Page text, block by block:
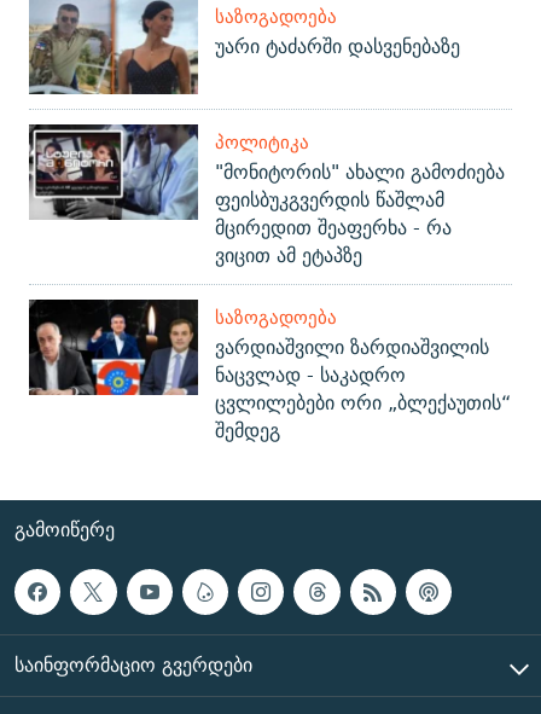
ᲡᲐᲖᲝᲒᲐᲓᲝᲔᲑᲐ
უარი ტაძარში დასვენებაზე
ᲞᲝᲚᲘᲢᲘᲙᲐ
"მონიტორის" ახალი გამოძიება
ფეისბუკგვერდის წაშლამ
მცირედით შეაფერხა - რა
ვიცით ამ ეტაპზე
ᲡᲐᲖᲝᲒᲐᲓᲝᲔᲑᲐ
ვარდიაშვილი ზარდიაშვილის
ნაცვლად - საკადრო
ცვლილებები ორი „ბლექაუთის“
შემდეგ
ᲒᲐᲛᲝᲘᲬᲔᲠᲔ
ᲡᲐᲘᲜᲤᲝᲠᲛᲐᲪᲘᲝ ᲒᲕᲔᲠᲓᲔᲑᲘ